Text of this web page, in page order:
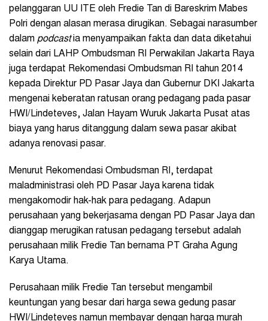
pelanggaran UU ITE oleh Fredie Tan di Bareskrim Mabes
Polri dengan alasan merasa dirugikan. Sebagai narasumber
dalam podcastia menyampaikan fakta dan data diketahui
selain dari LAHP Ombudsman RI Perwakilan Jakarta Raya
juga terdapat Rekomendasi Ombudsman RI tahun 2014
kepada Direktur PD Pasar Jaya dan Gubernur DKI Jakarta
mengenai keberatan ratusan orang pedagang pada pasar
HWI/Lindeteves, Jalan Hayam Wuruk Jakarta Pusat atas
biaya yang harus ditanggung dalam sewa pasar akibat
adanya renovasi pasar.
Menurut Rekomendasi Ombudsman RI, terdapat
maladministrasi oleh PD Pasar Jaya karena tidak
mengakomodir hak-hak para pedagang. Adapun
perusahaan yang bekerjasama dengan PD Pasar Jaya dan
dianggap merugikan ratusan pedagang tersebut adalah
perusahaan milik Fredie Tan bernama PT Graha Agung
Karya Utama.
Perusahaan milik Fredie Tan tersebut mengambil
keuntungan yang besar dari harga sewa gedung pasar
HWI/Lindeteves namun membayar dengan harga murah